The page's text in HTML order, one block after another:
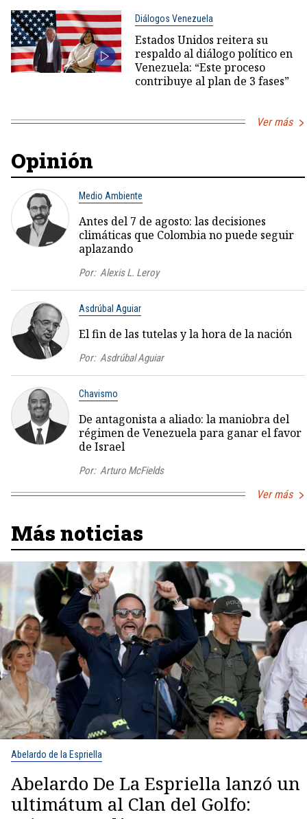
Diálogos Venezuela
Estados Unidos reitera su
respaldo al diálogo político en
Venezuela: “Este proceso
contribuye al plan de 3 fases”
Ver más
Opinión
Medio Ambiente
Antes del 7 de agosto: las decisiones
climáticas que Colombia no puede seguir
aplazando
Por: Alexis L. Leroy
Asdrúbal Aguiar
El fin de las tutelas y la hora de la nación
Por: Asdrúbal Aguiar
Chavismo
De antagonista a aliado: la maniobra del
régimen de Venezuela para ganar el favor
de Israel
Por: Arturo McFields
Ver más
Más noticias
Abelardo de la Espriella
Abelardo De La Espriella lanzó un
ultimátum al Clan del Golfo: